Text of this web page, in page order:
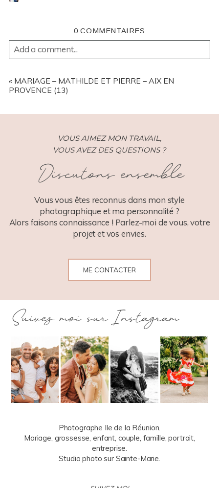
0 COMMENTAIRES
Add a comment...
REQUIRED FIELDS ARE MARKED *
POST COMMENT
« MARIAGE – MATHILDE ET PIERRE – AIX EN
PROVENCE (13)
VOUS AIMEZ MON TRAVAIL,
VOUS AVEZ DES QUESTIONS ?
Discutons ensemble
Vous vous êtes reconnus dans mon style
photographique et ma personnalité ?
Alors faisons connaissance ! Parlez-moi de vous, votre
projet et vos envies.
ME CONTACTER
Suivez moi sur Instagram
Photographe Ile de la Réunion.
Mariage, grossesse, enfant, couple, famille, portrait,
entreprise.
Studio photo sur Sainte-Marie.